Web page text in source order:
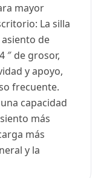
mayor
La silla
de
″ de grosor,
y apoyo,
frecuente.
capacidad
más
más
y la